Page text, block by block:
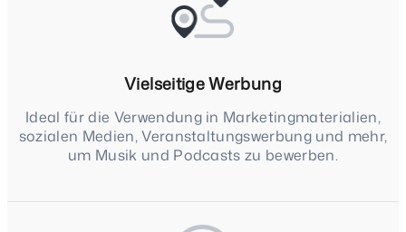
Vielseitige Werbung
Ideal für die Verwendung in Marketingmaterialien,
sozialen Medien, Veranstaltungswerbung und mehr,
um Musik und Podcasts zu bewerben.